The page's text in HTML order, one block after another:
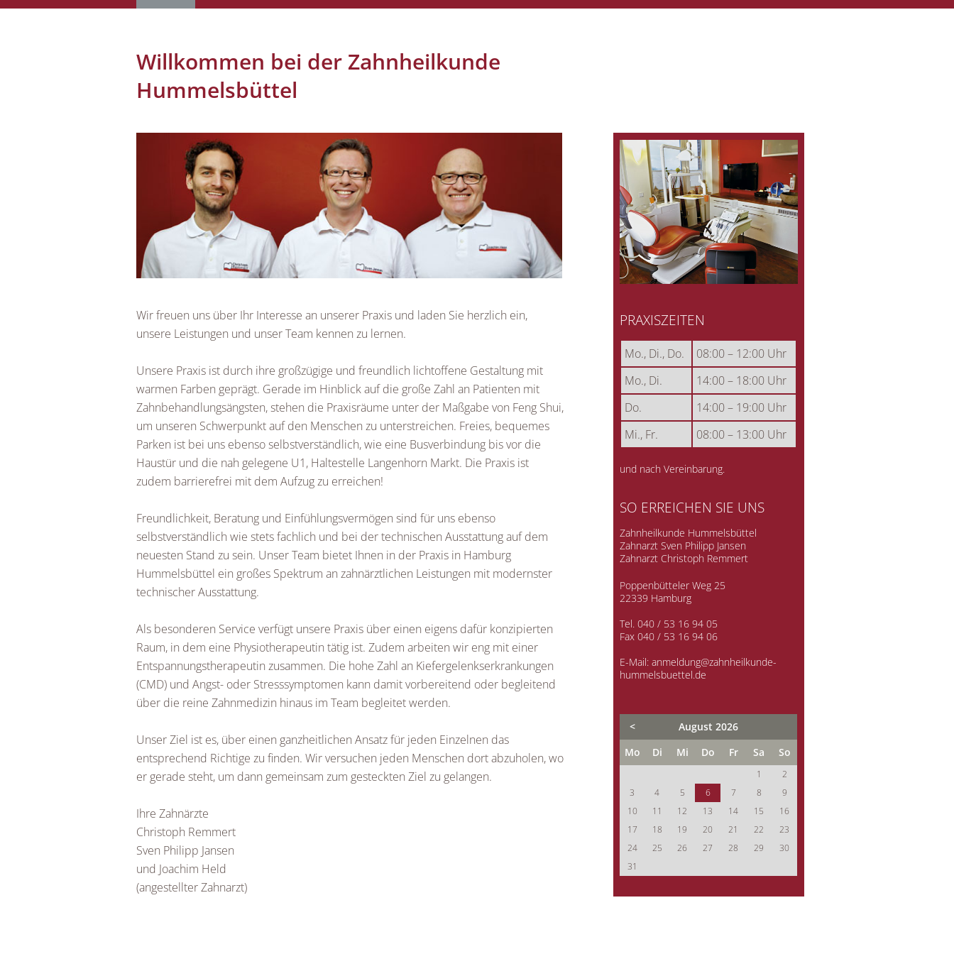
Willkommen bei der Zahnheilkunde
Hummelsbüttel
Wir freuen uns über Ihr Interesse an unserer Praxis und laden Sie herzlich ein,
unsere Leistungen und unser Team kennen zu lernen.
Unsere Praxis ist durch ihre großzügige und freundlich lichtoffene Gestaltung mit
warmen Farben geprägt. Gerade im Hinblick auf die große Zahl an Patienten mit
Zahnbehandlungsängsten, stehen die Praxisräume unter der Maßgabe von Feng Shui,
um unseren Schwerpunkt auf den Menschen zu unterstreichen. Freies, bequemes
Parken ist bei uns ebenso selbstverständlich, wie eine Busverbindung bis vor die
Haustür und die nah gelegene U1, Haltestelle Langenhorn Markt. Die Praxis ist
zudem barrierefrei mit dem Aufzug zu erreichen!
Freundlichkeit, Beratung und Einfühlungsvermögen sind für uns ebenso
selbstverständlich wie stets fachlich und bei der technischen Ausstattung auf dem
neuesten Stand zu sein. Unser Team bietet Ihnen in der Praxis in Hamburg
Hummelsbüttel ein großes Spektrum an zahnärztlichen Leistungen mit modernster
technischer Ausstattung.
Als besonderen Service verfügt unsere Praxis über einen eigens dafür konzipierten
Raum, in dem eine Physiotherapeutin tätig ist. Zudem arbeiten wir eng mit einer
Entspannungstherapeutin zusammen. Die hohe Zahl an Kiefergelenkserkrankungen
(CMD) und Angst- oder Stresssymptomen kann damit vorbereitend oder begleitend
über die reine Zahnmedizin hinaus im Team begleitet werden.
Unser Ziel ist es, über einen ganzheitlichen Ansatz für jeden Einzelnen das
entsprechend Richtige zu finden. Wir versuchen jeden Menschen dort abzuholen, wo
er gerade steht, um dann gemeinsam zum gesteckten Ziel zu gelangen.
Ihre Zahnärzte
Christoph Remmert
Sven Philipp Jansen
und Joachim Held
(angestellter Zahnarzt)
PRAXISZEITEN
Mo., Di., Do.
08:00 – 12:00 Uhr
Mo., Di.
14:00 – 18:00 Uhr
Do.
14:00 – 19:00 Uhr
Mi., Fr.
08:00 – 13:00 Uhr
und nach Vereinbarung.
SO ERREICHEN SIE UNS
Zahnheilkunde Hummelsbüttel
Zahnarzt Sven Philipp Jansen
Zahnarzt Christoph Remmert
Poppenbütteler Weg 25
22339 Hamburg
Tel. 040 / 53 16 94 05
Fax 040 / 53 16 94 06
E-Mail: anmeldung@zahnheilkunde-
hummelsbuettel.de
<
August 2026
Montag
Dienstag
Mittwoch
Donnerstag
Freitag
Sa mstag
Sonntag
1
2
3
4 5 6 7 8
9
10
11 12 13 14 15
16
17
18 19 20 21 22
23
24
25 26 27 28 29
30
31